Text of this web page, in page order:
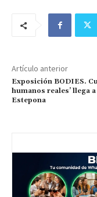
Artículo anterior
Exposición BODIES.
humanos reales’ llega a
Estepona